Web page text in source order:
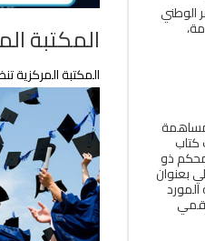
المكتبة
المكتبة المركزية تنظم مسابقة مذكرتي في 90 ثانية
الوطني
كتاب
ذو
بعنوان